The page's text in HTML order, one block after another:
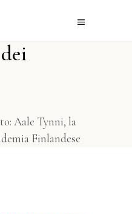
Aale Tynni, la
Finlandese